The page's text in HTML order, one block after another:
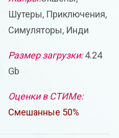
Шутеры, Приключения,
Симуляторы, Инди
Размер загрузки:4.24
Gb
Оценки в СТИМе:
Смешанные 50%